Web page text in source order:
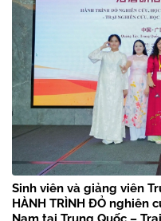
Sinh viên và giảng viên
HÀNH TRÌNH ĐỎ nghiên